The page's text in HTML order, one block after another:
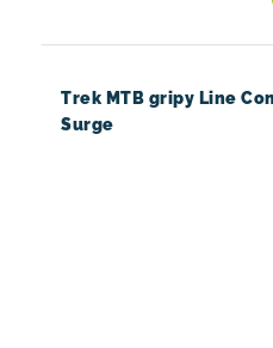
Trek MTB gripy Line
Surge